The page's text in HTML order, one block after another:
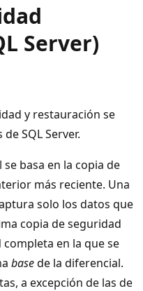
Server)
y restauración se
SQL Server.
basa en la copia de
más reciente. Una
solo los datos que
copia de seguridad
en la que se
basede la diferencial.
a excepción de las de